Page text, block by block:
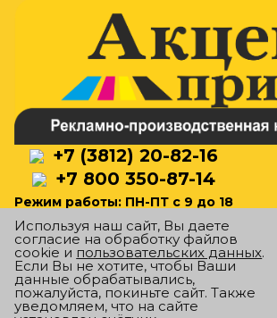
+7 (3812) 20-82-16
+7 800 350-87-14
Режим работы: ПН-ПТ с 9 до 18
ПЕРЕЗВОНИТЕ МНЕ
Используя наш сайт, Вы даете
согласие на обработку файлов
cookie и пользовательских данных.
Если Вы не хотите, чтобы Ваши
данные обрабатывались,
пожалуйста, покиньте сайт. Также
уведомляем, что на сайте